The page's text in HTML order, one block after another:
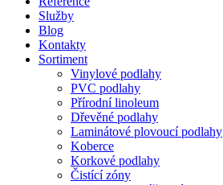
Služby
Blog
Kontakty
Sortiment
Vinylové podlahy
PVC podlahy
Přírodní linoleum
Dřevěné podlahy
Laminátové plovoucí podlahy
Koberce
Korkové podlahy
Čistící zóny